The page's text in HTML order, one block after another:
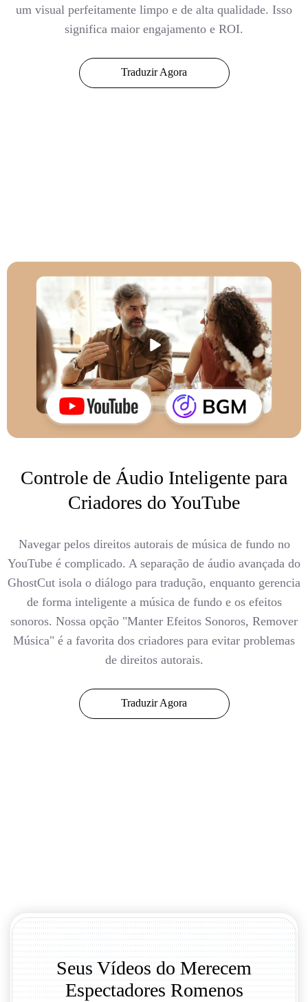
um visual perfeitamente limpo e de alta qualidade. Isso
significa maior engajamento e ROI.
Traduzir Agora
Controle de Áudio Inteligente para
Criadores do YouTube
Navegar pelos direitos autorais de música de fundo no
YouTube é complicado. A separação de áudio avançada do
GhostCut isola o diálogo para tradução, enquanto gerencia
de forma inteligente a música de fundo e os efeitos
sonoros. Nossa opção "Manter Efeitos Sonoros, Remover
Música" é a favorita dos criadores para evitar problemas
de direitos autorais.
Traduzir Agora
Seus Vídeos do Merecem
Espectadores Romenos